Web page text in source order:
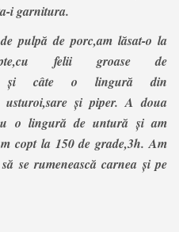
i garnitura.
pulpă de porc,am lăsat-o la
felii groase de
și câte o lingură din
usturoi,sare și piper. A doua
o lingură de untură și am
copt la 150 de grade,3h. Am
se rumenească carnea și pe